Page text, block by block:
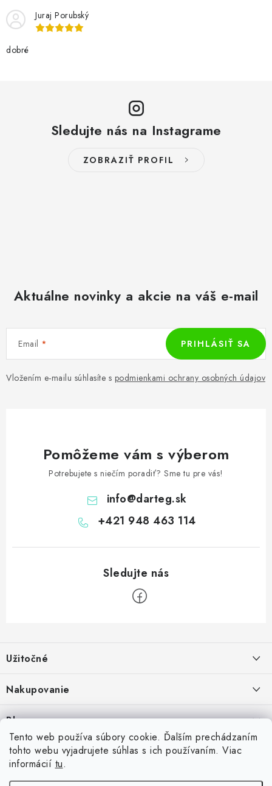
Tento web používa súbory cookie. Ďalším prechádzaním
tohto webu vyjadrujete súhlas s ich používaním. Viac
informácií tu.
Juraj Porubský
dobré
Sledujte nás na Instagrame
ZOBRAZIŤ PROFIL
Aktuálne novinky a akcie na váš e-mail
Email
Vložením e-mailu súhlasíte s podmienkami ochrany osobných údajov
PRIHLÁSIŤ SA
Pomôžeme vám s výberom
Potrebujete s niečím poradiť? Sme tu pre vás!
info@darteg.sk
+421 948 463 114
p
ä
i
Užitočné
O nás
Spolupráca s klubmi
Nakupovanie
Ako nakupovať
Možnosti dopravy
Možnosti platby
Vrátenie tovaru
Blog
Skrutkovacie hroty na šípky: Swiss Point, Switch Point, Quick Point a
EZ-Point – kompatibilita a rozdiely
Príďte si vyskúšať šípky